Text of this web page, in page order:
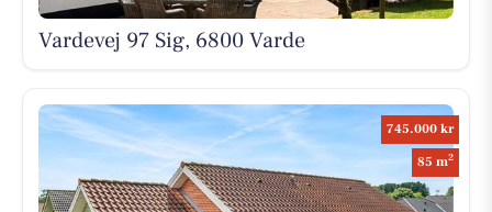
Vardevej 97 Sig, 6800 Varde
745.000 kr
85 m2